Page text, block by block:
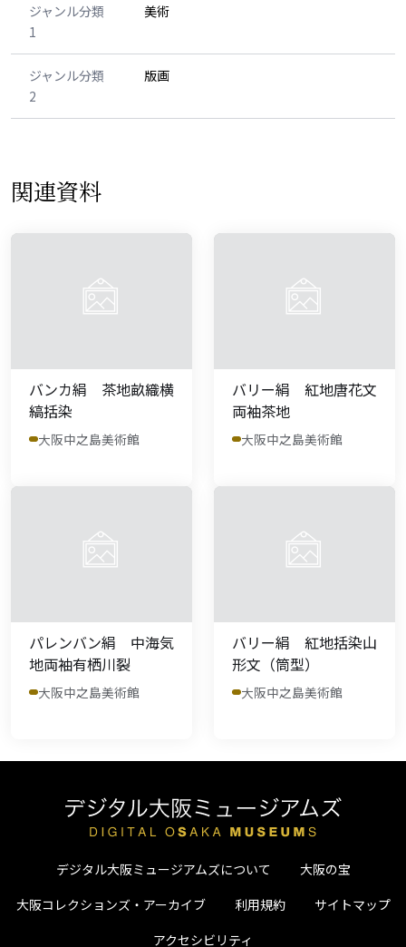
ジャンル分類
1
美術
ジャンル分類
2
版画
関連資料
バンカ絹 茶地畝織横
縞括染
大阪中之島美術館
バリー絹 紅地唐花文
両袖茶地
大阪中之島美術館
パレンバン絹 中海気
地両袖有栖川裂
大阪中之島美術館
バリー絹 紅地括染山
形文（筒型）
大阪中之島美術館
デジタル大阪ミュージアムズについて
大阪の宝
大阪コレクションズ・アーカイブ
利用規約
サイトマップ
アクセシビリティ